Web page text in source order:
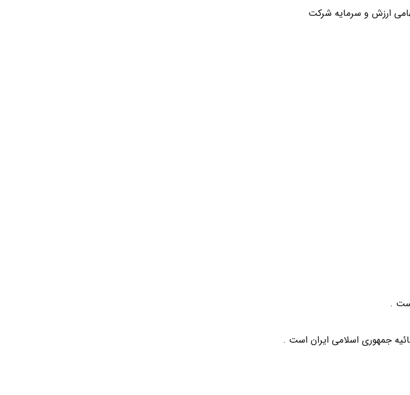
ارزش و سرمایه شرکت
.
جمهوری اسلامی ایران است .